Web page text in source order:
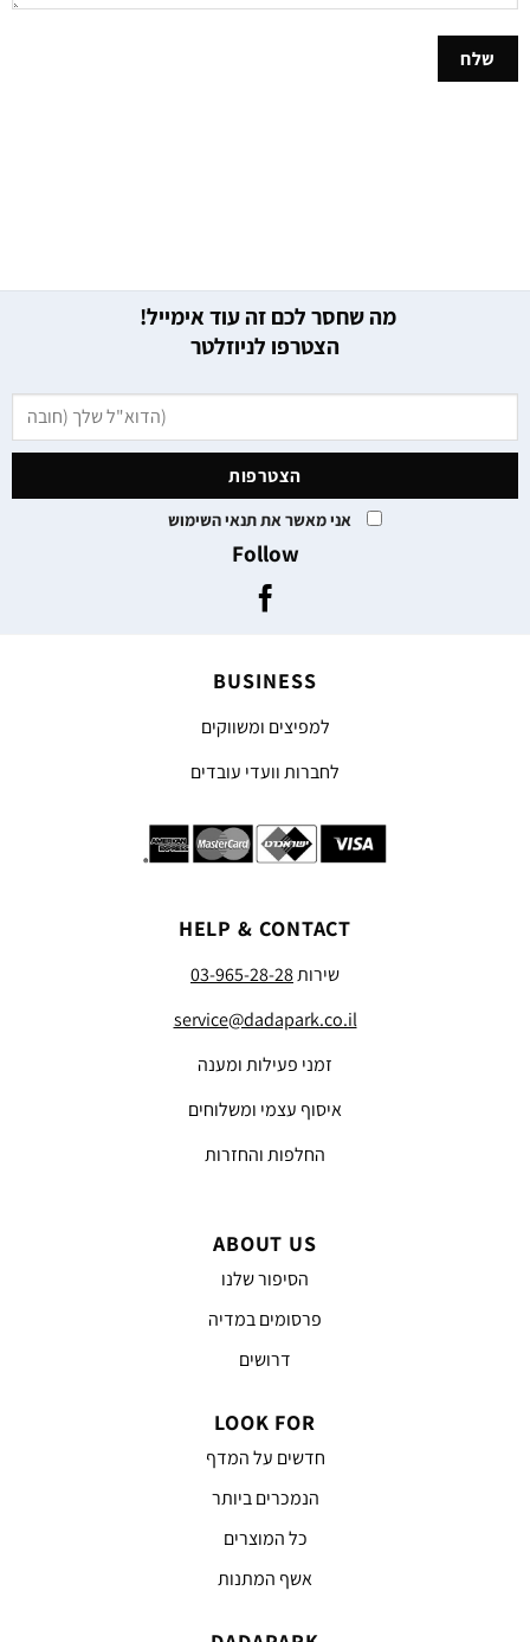
מה שחסר לכם זה עוד אימייל!
הצטרפו לניוזלטר
אני מאשר את תנאי השימוש
Follow
BUSINESS
למפיצים ומשווקים
לחברות וועדי עובדים
HELP & CONTACT
שירות03-965-28-28
service@dadapark.co.il
זמני פעילות ומענה
איסוף עצמי ומשלוחים
החלפות והחזרות
ABOUT US
הסיפור שלנו
פרסומים במדיה
דרושים
LOOK FOR
חדשים על המדף
הנמכרים ביותר
כל המוצרים
אשף המתנות